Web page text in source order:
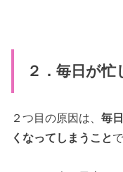
２．毎日が忙
２つ目の原因は、毎
くなってしまうこと